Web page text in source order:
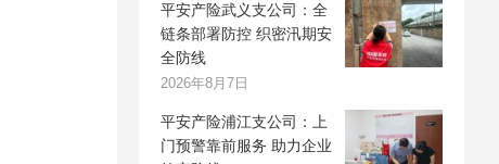
平安产险武义支公司：全
链条部署防控 织密汛期安
全防线
2026年8月7日
平安产险浦江支公司：上
门预警靠前服务 助力企业